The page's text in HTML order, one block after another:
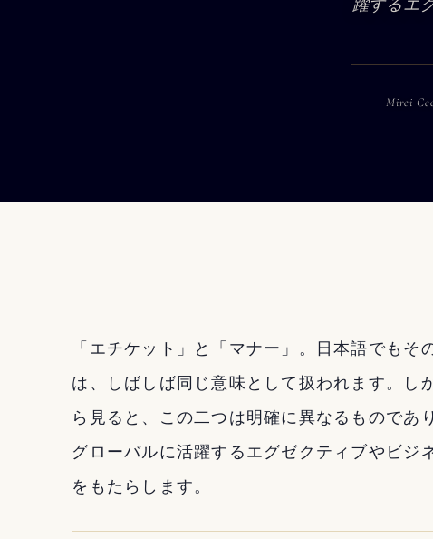
躍するエ
Mirei
「エチケット」と「マナー」。日本語でも
は、しばしば同じ意味として扱われます。し
ら見ると、この二つは明確に異なるものであ
グローバルに活躍するエグゼクティブやビジ
をもたらします。